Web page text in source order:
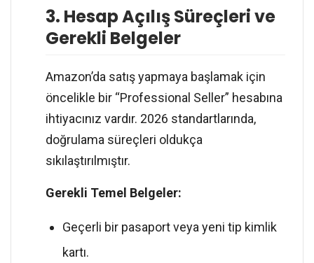
3. Hesap Açılış Süreçleri ve
Gerekli Belgeler
Amazon’da satış yapmaya başlamak için
öncelikle bir “Professional Seller” hesabına
ihtiyacınız vardır. 2026 standartlarında,
doğrulama süreçleri oldukça
sıkılaştırılmıştır.
Gerekli Temel Belgeler:
Geçerli bir pasaport veya yeni tip kimlik
kartı.